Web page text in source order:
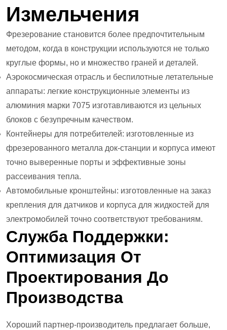
Измельчения
Фрезерование становится более предпочтительным
методом, когда в конструкции используются не только
круглые формы, но и множество граней и деталей.
Аэрокосмическая отрасль и беспилотные летательные
аппараты: легкие конструкционные элементы из
алюминия марки 7075 изготавливаются из цельных
блоков с безупречным качеством.
Контейнеры для потребителей: изготовленные из
фрезерованного металла док-станции и корпуса имеют
точно выверенные порты и эффективные зоны
рассеивания тепла.
Автомобильные кронштейны: изготовленные на заказ
крепления для датчиков и корпуса для жидкостей для
электромобилей точно соответствуют требованиям.
Служба Поддержки:
Оптимизация От
Проектирования До
Производства
Хороший партнер-производитель предлагает больше,